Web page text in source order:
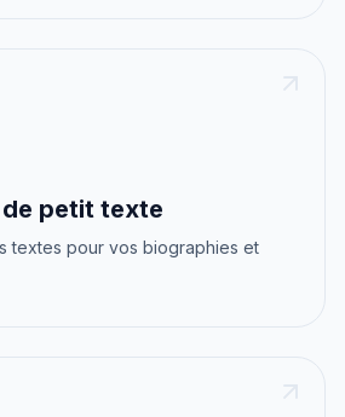
petit texte
textes pour vos biographies et